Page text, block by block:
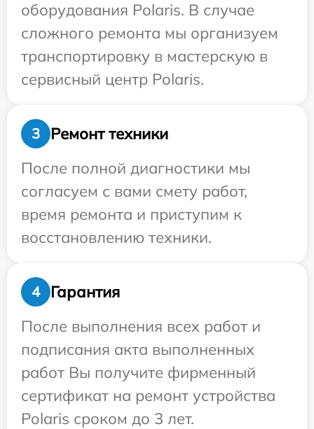
оборудования Polaris. В случае
сложного ремонта мы организуем
транспортировку в мастерскую в
сервисный центр Polaris.
3
Ремонт техники
После полной диагностики мы
согласуем с вами смету работ,
время ремонта и приступим к
восстановлению техники.
4
Гарантия
После выполнения всех работ и
подписания акта выполненных
работ Вы получите фирменный
сертификат на ремонт устройства
Polaris сроком до 3 лет.